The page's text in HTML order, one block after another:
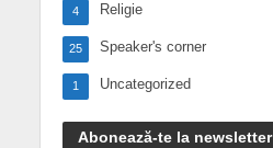
Religie
4
Speaker's corner
25
Uncategorized
1
Abonează-te la newsletter